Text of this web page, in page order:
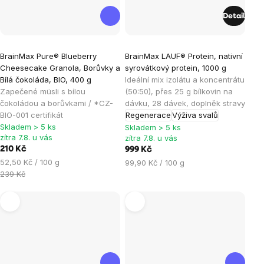
BrainMax Pure® Blueberry
Cheesecake Granola, Borůvky a
Bílá čokoláda, BIO, 400 g
Zapečené müsli s bílou
čokoládou a borůvkami / *CZ-
BIO-001 certifikát
hodnocení
produktu
je
4,9
z
5
hvězdiček.
Skladem > 5 ks
zítra 7.8. u vás
210 Kč
Měrná
cena:
52,50 Kč / 100 g
239 Kč
BrainMax LAUF® Protein, nativní
syrovátkový protein, 1000 g
Ideální mix izolátu a koncentrátu
(50:50), přes 25 g bílkovin na
dávku, 28 dávek, doplněk stravy
RegeneraceVýživa svalů
hodnocení
produktu
je
4,6
z
5
hvězdiček.
Skladem > 5 ks
zítra 7.8. u vás
999 Kč
Měrná
99,90 Kč / 100 g
Detail